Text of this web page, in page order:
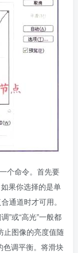
个命令。首先要
果你选择的是单
通道时才可用。
”或“高光”一般都
止图像的亮度值随
色调平衡。将滑块